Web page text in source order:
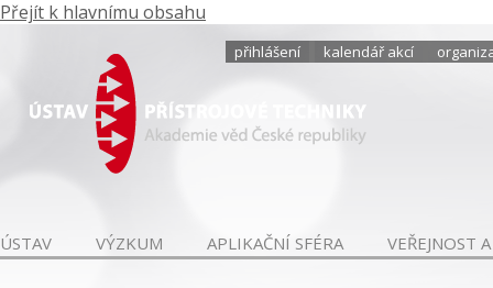
Přejít k hlavnímu obsahu
přihlášení kalendář akcí
ÚSTAV VÝZKUM APLIKAČNÍ SFÉRA VEŘEJNOST